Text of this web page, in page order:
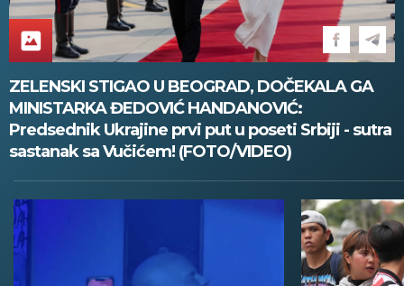
ZELENSKI STIGAO U BEOGRAD, DOČEKALA GA
MINISTARKA ĐEDOVIĆ HANDANOVIĆ:
Predsednik Ukrajine prvi put u poseti Srbiji - sutra
sastanak sa Vučićem! (FOTO/VIDEO)